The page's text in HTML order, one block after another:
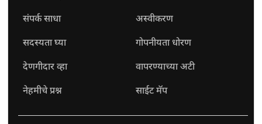
संपर्क साधा अस्वीकरण
सदस्यता घ्या गोपनीयता धोरण
देणगीदार व्हा वापरण्याच्या अटी
नेहमीचे प्रश्न साईट मॅप